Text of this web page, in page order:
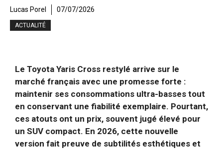
Lucas Porel 07/07/2026
ACTUALITÉ
Le Toyota Yaris Cross restylé arrive sur le
marché français avec une promesse forte :
maintenir ses consommations ultra-basses tout
en conservant une fiabilité exemplaire. Pourtant,
ces atouts ont un prix, souvent jugé élevé pour
un SUV compact. En 2026, cette nouvelle
version fait preuve de subtilités esthétiques et